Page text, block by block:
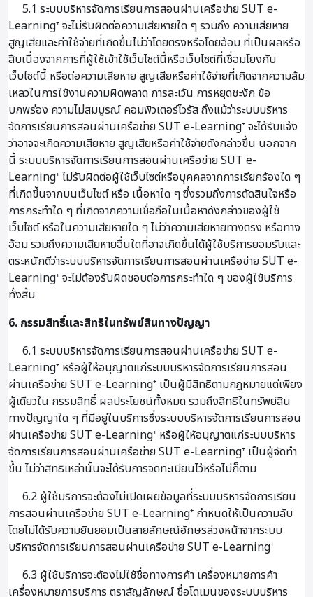
5.1 ระบบบริหารจัดการเรียนการสอนผ่านเครือข่าย SUT e-
Learning⁺ จะไม่รับผิดต่อความเสียหายใด ๆ รวมถึง ความเสียหาย
สูญเสียและค่าใช้จ่ายที่เกิดขึ้นไม่ว่าโดยตรงหรือโดยอ้อม ที่เป็นผลหรือ
สืบเนื่องจากการที่ผู้ใช้เข้าใช้เว็บไซต์นี้หรือเว็บไซต์ที่เชื่อมโยงกับ
เว็บไซต์นี้ หรือต่อความเสียหาย สูญเสียหรือค่าใช้จ่ายที่เกิดจากความล้ม
เหลวในการใช้งานความผิดพลาด การละเว้น การหยุดชะงัก ข้อ
บกพร่อง ความไม่สมบูรณ์ คอมพิวเตอร์ไวรัส ถึงแม้ว่าระบบบริหาร
จัดการเรียนการสอนผ่านเครือข่าย SUT e-Learning⁺ จะได้รับแจ้ง
ว่าอาจจะเกิดความเสียหาย สูญเสียหรือค่าใช้จ่ายดังกล่าวขึ้น นอกจาก
นี้ ระบบบริหารจัดการเรียนการสอนผ่านเครือข่าย SUT e-
Learning⁺ ไม่รับผิดต่อผู้ใช้เว็บไซต์หรือบุคคลจากการเรียกร้องใด ๆ
ที่เกิดขึ้นจากบนเว็บไซต์ หรือ เนื้อหาใด ๆ ซึ่งรวมถึงการตัดสินใจหรือ
การกระทำใด ๆ ที่เกิดจากความเชื่อถือในเนื้อหาดังกล่าวของผู้ใช้
เว็บไซต์ หรือในความเสียหายใด ๆ ไม่ว่าความเสียหายทางตรง หรือทาง
อ้อม รวมถึงความเสียหายอื่นใดที่อาจเกิดขึ้นได้ผู้ใช้บริการยอมรับและ
ตระหนักดีว่าระบบบริหารจัดการเรียนการสอนผ่านเครือข่าย SUT e-
Learning⁺ จะไม่ต้องรับผิดชอบต่อการกระทำใด ๆ ของผู้ใช้บริการ
ทั้งสิ้น
6. กรรมสิทธิ์และสิทธิในทรัพย์สินทางปัญญา
6.1 ระบบบริหารจัดการเรียนการสอนผ่านเครือข่าย SUT e-
Learning⁺ หรือผู้ให้อนุญาตแก่ระบบบริหารจัดการเรียนการสอน
ผ่านเครือข่าย SUT e-Learning⁺ เป็นผู้มีสิทธิตามกฎหมายแต่เพียง
ผู้เดียวใน กรรมสิทธิ์ ผลประโยชน์ทั้งหมด รวมถึงสิทธิในทรัพย์สิน
ทางปัญญาใด ๆ ที่มีอยู่ในบริการซึ่งระบบบริหารจัดการเรียนการสอน
ผ่านเครือข่าย SUT e-Learning⁺ หรือผู้ให้อนุญาตแก่ระบบบริหาร
จัดการเรียนการสอนผ่านเครือข่าย SUT e-Learning⁺ เป็นผู้จัดทำ
ขึ้น ไม่ว่าสิทธิเหล่านั้นจะได้รับการจดทะเบียนไว้หรือไม่ก็ตาม
6.2 ผู้ใช้บริการจะต้องไม่เปิดเผยข้อมูลที่ระบบบริหารจัดการเรียน
การสอนผ่านเครือข่าย SUT e-Learning⁺ กำหนดให้เป็นความลับ
โดยไม่ได้รับความยินยอมเป็นลายลักษณ์อักษรล่วงหน้าจากระบบ
บริหารจัดการเรียนการสอนผ่านเครือข่าย SUT e-Learning⁺
6.3 ผู้ใช้บริการจะต้องไม่ใช้ชื่อทางการค้า เครื่องหมายการค้า
เครื่องหมายการบริการ ตราสัญลักษณ์ ชื่อโดเมนของระบบบริหาร